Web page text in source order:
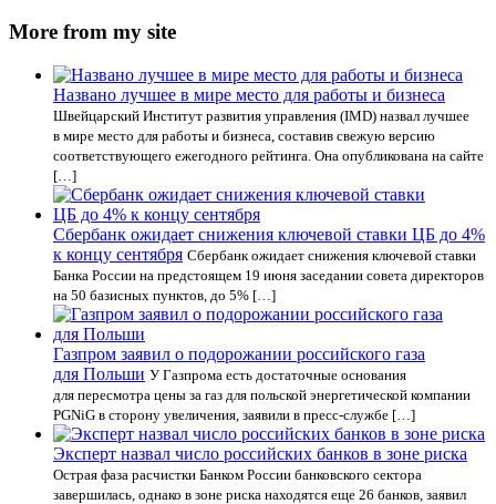
More from my site
Названо лучшее в мире место для работы и бизнеса
Швейцарский Институт развития управления (IMD) назвал лучшее
в мире место для работы и бизнеса, составив свежую версию
соответствующего ежегодного рейтинга. Она опубликована на сайте
[…]
Сбербанк ожидает снижения ключевой ставки ЦБ до 4%
к концу сентября Сбербанк ожидает снижения ключевой ставки
Банка России на предстоящем 19 июня заседании совета директоров
на 50 базисных пунктов, до 5% […]
Газпром заявил о подорожании российского газа
для Польши У Газпрома есть достаточные основания
для пересмотра цены за газ для польской энергетической компании
PGNiG в сторону увеличения, заявили в пресс-службе […]
Эксперт назвал число российских банков в зоне риска
Острая фаза расчистки Банком России банковского сектора
завершилась, однако в зоне риска находятся еще 26 банков, заявил